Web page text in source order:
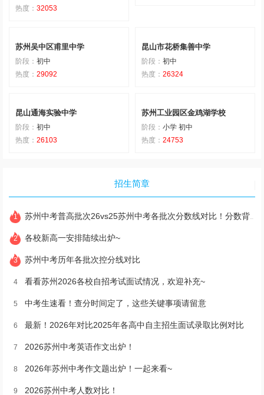
热度： 32053
苏州吴中区甫里中学
阶段： 初中
热度： 29092
昆山市花桥集善中学
阶段： 初中
热度： 26324
昆山通海实验中学
阶段： 初中
热度： 26103
苏州工业园区金鸡湖学校
阶段： 小学 初中
热度： 24753
招生简章
1 苏州中考普高批次26vs25苏州中考各批次分数线对比！分数背后的意义在哪里？
2 各校新高一安排陆续出炉~
3 苏州中考历年各批次控分线对比
4 看看苏州2026各校自招考试面试情况，欢迎补充~
5 中考生速看！查分时间定了，这些关键事项请留意
6 最新！2026年对比2025年各高中自主招生面试录取比例对比
7 2026苏州中考英语作文出炉！
8 2026年苏州中考作文题出炉！一起来看~
9 2026苏州中考人数对比！